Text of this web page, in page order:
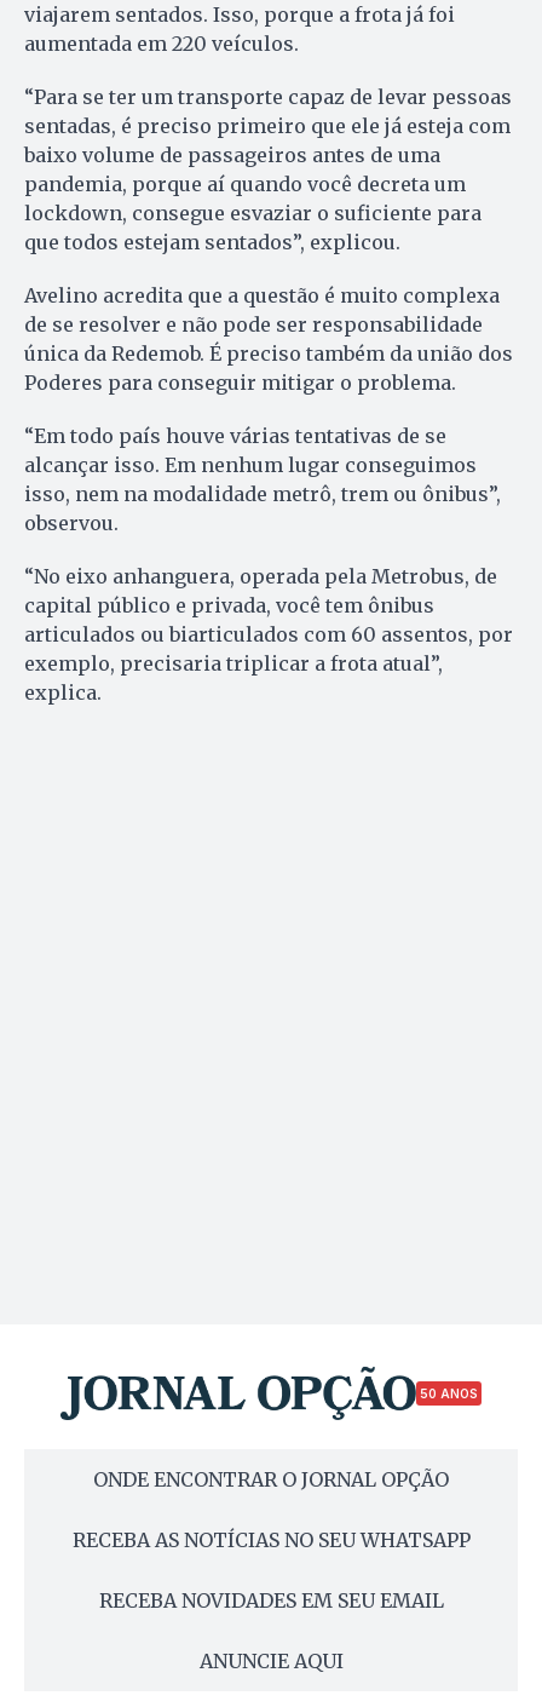
viajarem sentados. Isso, porque a frota já foi
aumentada em 220 veículos.
“Para se ter um transporte capaz de levar pessoas
sentadas, é preciso primeiro que ele já esteja com
baixo volume de passageiros antes de uma
pandemia, porque aí quando você decreta um
lockdown, consegue esvaziar o suficiente para
que todos estejam sentados”, explicou.
Avelino acredita que a questão é muito complexa
de se resolver e não pode ser responsabilidade
única da Redemob. É preciso também da união dos
Poderes para conseguir mitigar o problema.
“Em todo país houve várias tentativas de se
alcançar isso. Em nenhum lugar conseguimos
isso, nem na modalidade metrô, trem ou ônibus”,
observou.
“No eixo anhanguera, operada pela Metrobus, de
capital público e privada, você tem ônibus
articulados ou biarticulados com 60 assentos, por
exemplo, precisaria triplicar a frota atual”,
explica.
50 ANOS
ONDE ENCONTRAR O JORNAL OPÇÃO
RECEBA AS NOTÍCIAS NO SEU WHATSAPP
RECEBA NOVIDADES EM SEU EMAIL
ANUNCIE AQUI